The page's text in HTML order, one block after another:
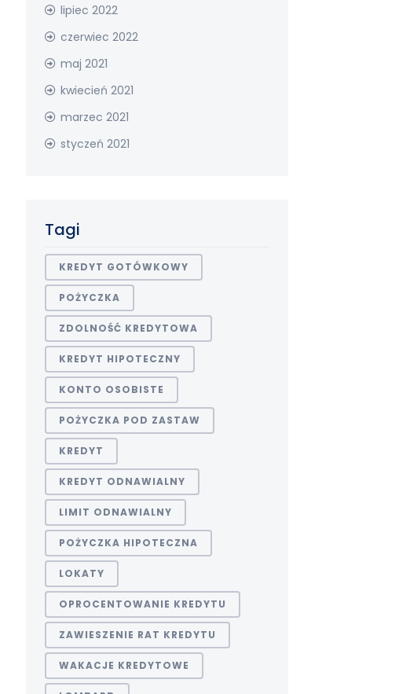
lipiec 2022
czerwiec 2022
maj 2021
kwiecień 2021
marzec 2021
styczeń 2021
Tagi
KREDYT GOTÓWKOWY
POŻYCZKA
ZDOLNOŚĆ KREDYTOWA
KREDYT HIPOTECZNY
KONTO OSOBISTE
POŻYCZKA POD ZASTAW
KREDYT
KREDYT ODNAWIALNY
LIMIT ODNAWIALNY
POŻYCZKA HIPOTECZNA
LOKATY
OPROCENTOWANIE KREDYTU
ZAWIESZENIE RAT KREDYTU
WAKACJE KREDYTOWE